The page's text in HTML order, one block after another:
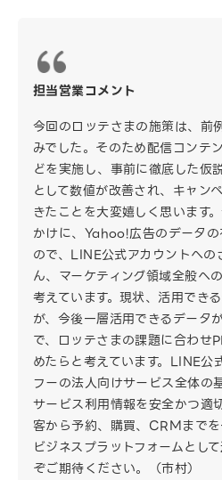
担当営業コメント
今回のロッテさまの施策は、前
みでした。そのため配信コンテ
どを実施し、事前に徹底した仮
として数値が改善され、キャン
きたことを大変嬉しく思います
かけに、Yahoo!広告のデータ
ので、LINE公式アカウントへの
ん、マーケティング領域全般へ
考えています。現状、活用でき
が、今後一層活用できるデータ
で、ロッテさまの課題に合わせ
めたらと考えています。LINE公
フーの法人向けサービス全体の
サービス利用情報を安全かつ適
客から予約、購買、CRMまで
ビジネスプラットフォームとし
ぞご期待ください。（市村）